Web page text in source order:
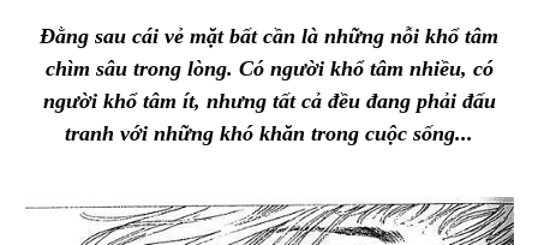
Đằng sau cái vẻ mặt bất cần là những nỗi khổ tâm
chìm sâu trong lòng. Có người khổ tâm nhiều, có
người khổ tâm ít, nhưng tất cả đều đang phải đấu
tranh với những khó khăn trong cuộc sống...